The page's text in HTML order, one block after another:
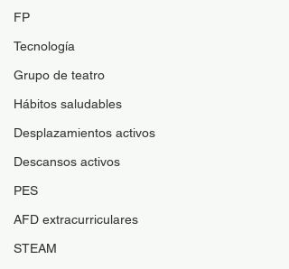
FP
Tecnología
Grupo de teatro
Hábitos saludables
Desplazamientos activos
Descansos activos
PES
AFD extracurriculares
STEAM